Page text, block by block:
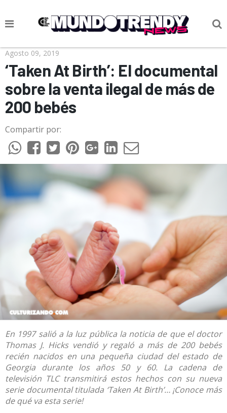
NOTICIAS
CULTURA POP
CIENCIA Y TECNOLOGÍA
VIDA
SOCIEDAD
CULTURIZANDO.COM
Agosto 09, 2019
‘Taken At Birth’: El documental
sobre la venta ilegal de más de
200 bebés
Compartir por:
En 1997 salió a la luz pública la noticia de que el doctor
Thomas J. Hicks vendió y regaló a más de 200 bebés
recién nacidos en una pequeña ciudad del estado de
Georgia durante los años 50 y 60. La cadena de
televisión TLC transmitirá estos hechos con su nueva
serie documental titulada ‘Taken At Birth’… ¡Conoce más
de qué va esta serie!